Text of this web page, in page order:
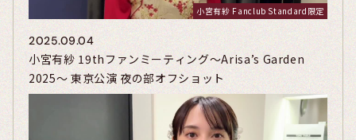
小宮有紗 Fanclub Standard限定
2025.09.04
小宮有紗 19thファンミーティング～Arisa’s Garden
2025～ 東京公演 夜の部オフショット